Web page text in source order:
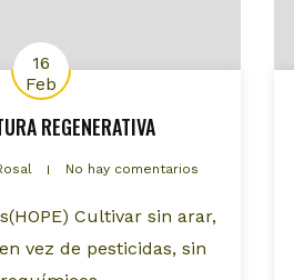
16
Feb
REGENERATIVA
No hay comentarios
Cultivar sin arar,
vez de pesticidas, sin